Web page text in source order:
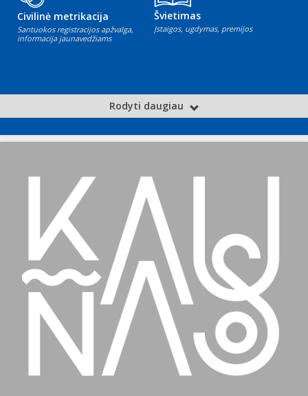
Civilinė metrikacija
Santuokos registracijos apžvalga,
informacija jaunavedžiams
Švietimas
Įstaigos, ugdymas, premijos
Rodyti daugiau